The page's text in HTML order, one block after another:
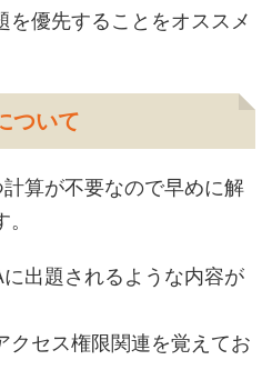
を優先することをオススメ
ついて
算が不要なので早めに解
出題されるような内容が
クセス権限関連を覚えてお